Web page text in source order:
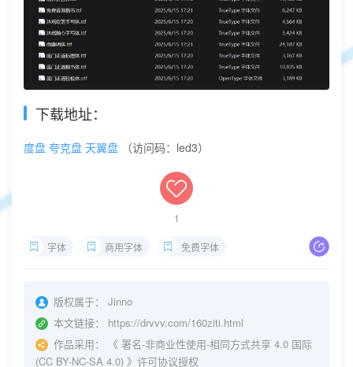
下载地址：
度盘 夸克盘 天翼盘 （访问码：led3）
1
字体 商用字体 免费字体
版权属于：
Jinno
本文链接：
https://drvvv.com/160ziti.html
作品采用：
《 署名-非商业性使用-相同方式共享 4.0 国际
(CC BY-NC-SA 4.0) 》许可协议授权